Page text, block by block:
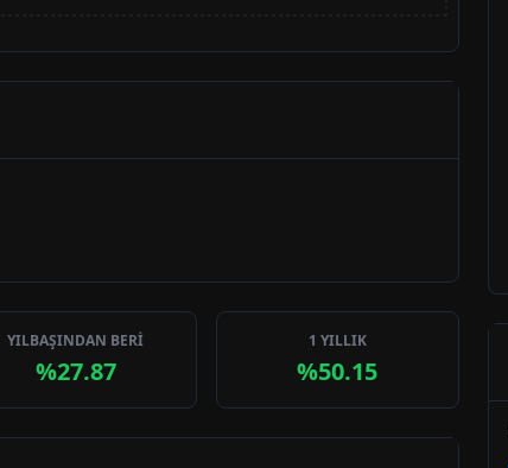
YILBAŞINDAN BERİ
%27.87
1 YILLIK
%50.15